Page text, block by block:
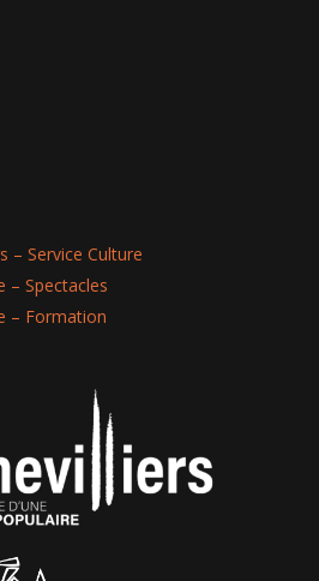
– Service Culture
– Spectacles
– Formation